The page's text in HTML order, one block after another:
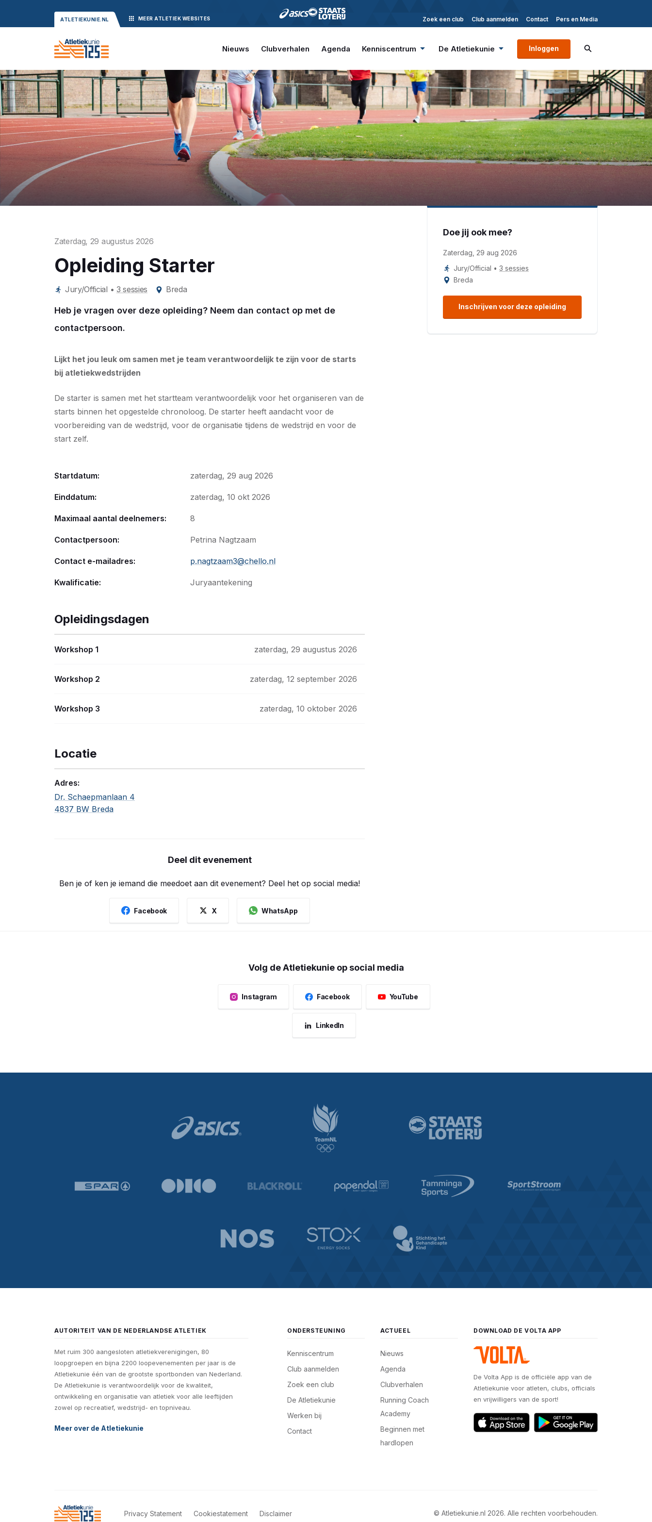
ATLETIEKUNIE.NL MEER ATLETIEK WEBSITES Zoek een club Club aanmelden Contact Pers en Media
Nieuws Clubverhalen Agenda Kenniscentrum De Atletiekunie Inloggen
Zaterdag, 29 augustus 2026
Opleiding Starter
Jury/Official • 3 sessies Breda
Heb je vragen over deze opleiding? Neem dan contact op met de
contactpersoon.
Lijkt het jou leuk om samen met je team verantwoordelijk te zijn voor de starts
bij atletiekwedstrijden
De starter is samen met het startteam verantwoordelijk voor het organiseren van de
starts binnen het opgestelde chronoloog. De starter heeft aandacht voor de
voorbereiding van de wedstrijd, voor de organisatie tijdens de wedstrijd en voor de
start zelf.
Startdatum: zaterdag, 29 aug 2026
Einddatum: zaterdag, 10 okt 2026
Maximaal aantal deelnemers: 8
Contactpersoon: Petrina Nagtzaam
Contact e-mailadres: p.nagtzaam3@chello.nl
Kwalificatie: Juryaantekening
Opleidingsdagen
Workshop 1 zaterdag, 29 augustus 2026
Workshop 2 zaterdag, 12 september 2026
Workshop 3 zaterdag, 10 oktober 2026
Locatie
Adres:
Dr. Schaepmanlaan 4
4837 BW Breda
Deel dit evenement
Ben je of ken je iemand die meedoet aan dit evenement? Deel het op social media!
Facebook X WhatsApp
Doe jij ook mee?
Zaterdag, 29 aug 2026
Jury/Official • 3 sessies
Breda
Inschrijven voor deze opleiding
Volg de Atletiekunie op social media
Instagram Facebook YouTube
LinkedIn
AUTORITEIT VAN DE NEDERLANDSE ATLETIEK
Met ruim 300 aangesloten atletiekverenigingen, 80
loopgroepen en bijna 2200 loopevenementen per jaar is de
Atletiekunie één van de grootste sportbonden van Nederland.
De Atletiekunie is verantwoordelijk voor de kwaliteit,
ontwikkeling en organisatie van atletiek voor alle leeftijden
zowel op recreatief, wedstrijd- en topniveau.
Meer over de Atletiekunie
ONDERSTEUNING
Kenniscentrum
Club aanmelden
Zoek een club
De Atletiekunie
Werken bij
Contact
ACTUEEL
Nieuws
Agenda
Clubverhalen
Running Coach
Academy
Beginnen met
hardlopen
DOWNLOAD DE VOLTA APP
De Volta App is de officiële app van de
Atletiekunie voor atleten, clubs, officials
en vrijwilligers van de sport!
Privacy Statement Cookiestatement Disclaimer © Atletiekunie.nl 2026. Alle rechten voorbehouden.